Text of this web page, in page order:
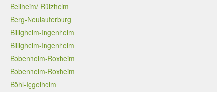
Bellheim/ Rülzheim
Berg-Neulauterburg
Billigheim-Ingenheim
Billigheim-Ingenheim
Bobenheim-Roxheim
Bobenheim-Roxheim
Böhl-Iggelheim